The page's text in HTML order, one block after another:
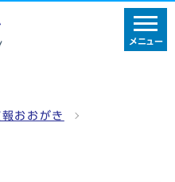
メニュー
報おおがき